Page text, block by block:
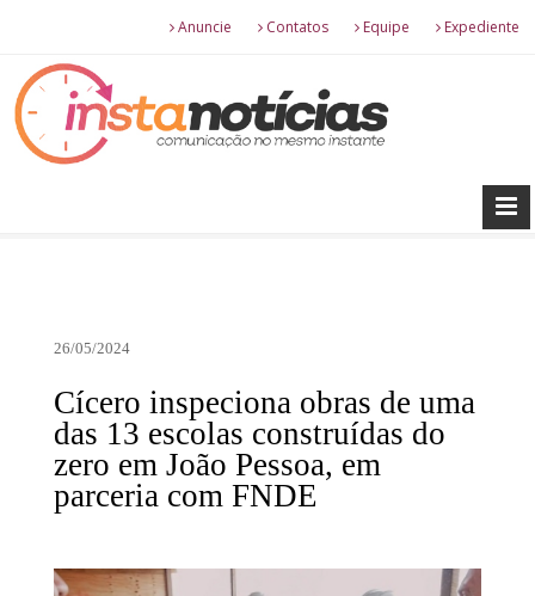
Anuncie Contatos Equipe Expediente
26/05/2024
Cícero inspeciona obras de uma
das 13 escolas construídas do
zero em João Pessoa, em
parceria com FNDE